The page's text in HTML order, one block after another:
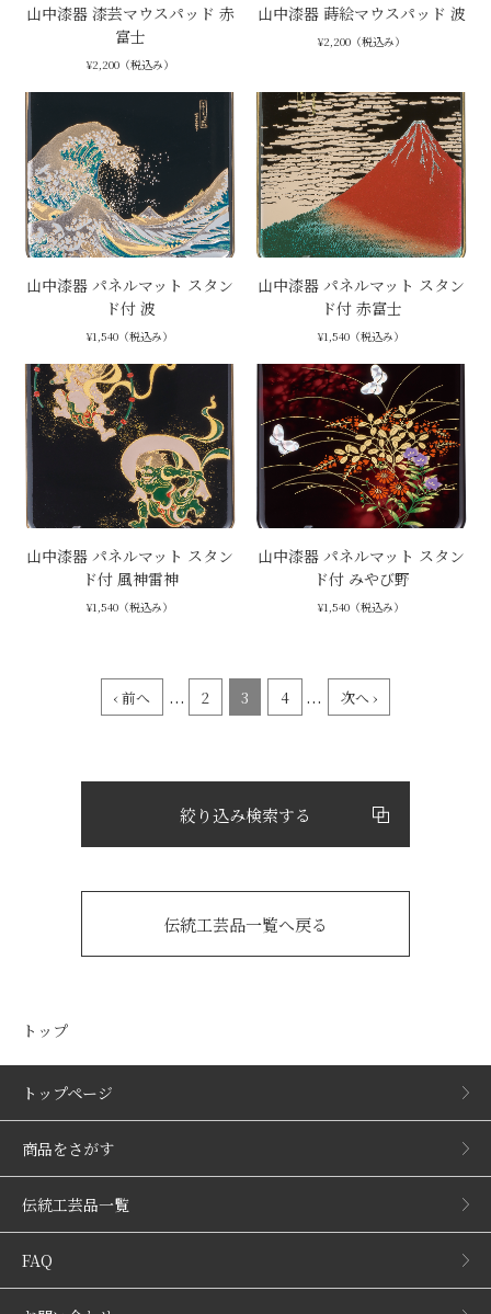
山中漆器 漆芸マウスパッド 赤
富士
¥2,200（税込み）
山中漆器 蒔絵マウスパッド 波
¥2,200（税込み）
山中漆器 パネルマット スタン
ド付 波
¥1,540（税込み）
山中漆器 パネルマット スタン
ド付 赤富士
¥1,540（税込み）
山中漆器 パネルマット スタン
ド付 風神雷神
¥1,540（税込み）
山中漆器 パネルマット スタン
ド付 みやび野
¥1,540（税込み）
‹ 前へ ... 2 3 4 ... 次へ ›
絞り込み検索する
伝統工芸品一覧へ戻る
トップ
トップページ
商品をさがす
伝統工芸品一覧
FAQ